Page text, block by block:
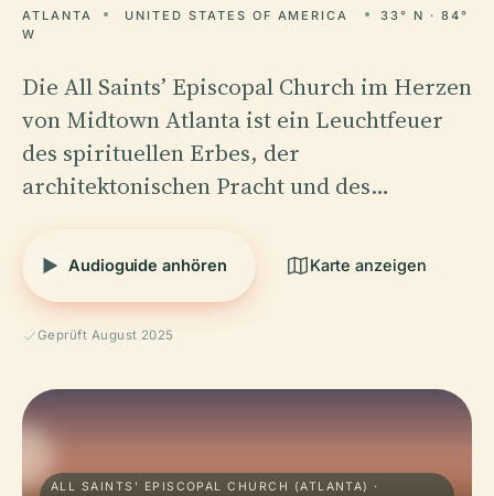
ATLANTA UNITED STATES OF AMERICA
33° N · 84°
W
Die All Saints’ Episcopal Church im Herzen
von Midtown Atlanta ist ein Leuchtfeuer
des spirituellen Erbes, der
architektonischen Pracht und des…
Audioguide anhören Karte anzeigen
Geprüft August 2025
ALL SAINTS' EPISCOPAL CHURCH (ATLANTA) ·